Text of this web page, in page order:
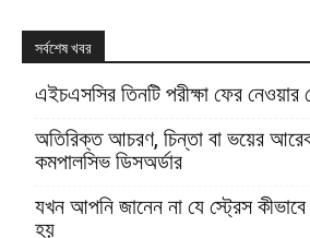
সর্বশেষ খবর
এইচএসসির তিনটি পরীক্ষা ফের নেওয়ার
অতিরিক্ত আচরণ, চিন্তা বা ভয়ের
কমপালসিভ ডিসঅর্ডার
যখন আপনি জানেন না যে স্ট্রেস
হয়